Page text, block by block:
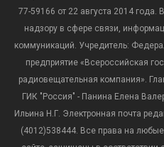
77-59166 от 22 августа 2014
надзору в сфере связи,
коммуникаций. Учредитель:
предприятие «Всероссийская
радиовещательная компания».
ГИК "Россия" - Панина Елена
Ильина Н.Г. Электронная почта
(4012)538444. Все права на